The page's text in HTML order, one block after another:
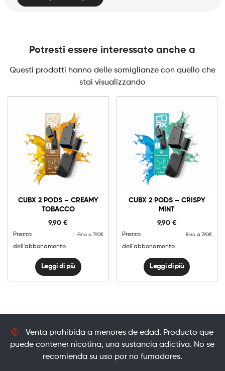
Potresti essere interessato anche a
Questi prodotti hanno delle somiglianze con quello che
stai visualizzando
CUBX 2 PODS – CREAMY
TOBACCO
9,90€
Prezzo
dell'abbonamento
Fino a 7.90€
Leggi di più
CUBX 2 PODS – CRISPY
MINT
9,90 €
Prezzo
dell'abbonamento
Fino a 7.90€
Leggi di più
Venta prohibida a menores de edad. Producto que
puede contener nicotina, una sustancia adictiva. No se
recomienda su uso por no fumadores.